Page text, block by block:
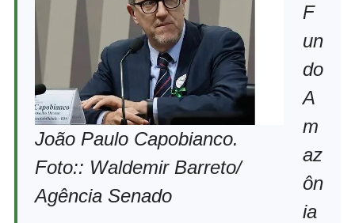
João Paulo Capobianco.
Foto:: Waldemir Barreto/
Agência Senado
F
un
do
A
m
az
ôn
ia